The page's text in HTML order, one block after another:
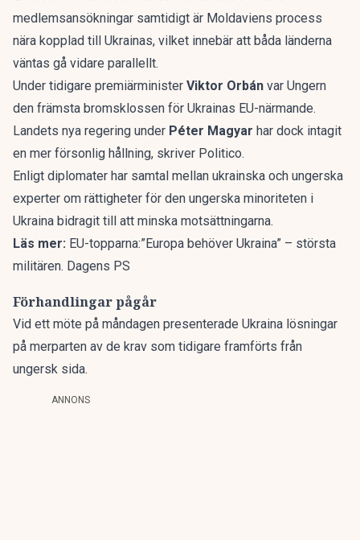
medlemsansökningar samtidigt är Moldaviens process
nära kopplad till Ukrainas, vilket innebär att båda länderna
väntas gå vidare parallellt.
Under tidigare premiärminister Viktor Orbán var Ungern
den främsta bromsklossen för Ukrainas EU-närmande.
Landets nya regering under Péter Magyar har dock intagit
en mer försonlig hållning, skriver Politico.
Enligt diplomater har samtal mellan ukrainska och ungerska
experter om rättigheter för den ungerska minoriteten i
Ukraina bidragit till att minska motsättningarna.
Läs mer: EU-topparna:”Europa behöver Ukraina” – största
militären. Dagens PS
Förhandlingar pågår
Vid ett möte på måndagen presenterade Ukraina lösningar
på merparten av de krav som tidigare framförts från
ungersk sida.
ANNONS